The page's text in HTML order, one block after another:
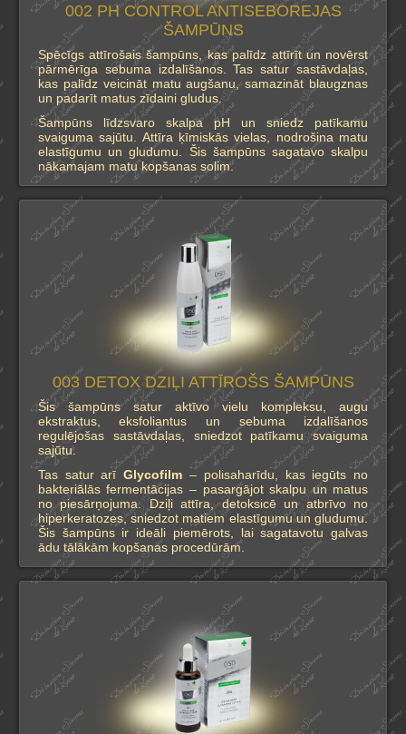
002 PH CONTROL ANTISEBOREJAS
ŠAMPŪNS
Spēcīgs attīrošais šampūns, kas palīdz attīrīt un novērst
pārmērīga sebuma izdalīšanos. Tas satur sastāvdaļas,
kas palīdz veicināt matu augšanu, samazināt blaugznas
un padarīt matus zīdaini gludus.
Šampūns līdzsvaro skalpa pH un sniedz patīkamu
svaiguma sajūtu. Attīra ķīmiskās vielas, nodrošina matu
elastīgumu un gludumu. Šis šampūns sagatavo skalpu
nākamajam matu kopšanas solim.
003 DETOX DZIĻI ATTĪROŠS ŠAMPŪNS
Šis šampūns satur aktīvo vielu kompleksu, augu
ekstraktus, eksfoliantus un sebuma izdalīšanos
regulējošas sastāvdaļas, sniedzot patīkamu svaiguma
sajūtu.
Tas satur arīGlycofilm – polisaharīdu, kas iegūts no
bakteriālās fermentācijas – pasargājot skalpu un matus
no piesārņojuma. Dziļi attīra, detoksicē un atbrīvo no
hiperkeratozes, sniedzot matiem elastīgumu un gludumu.
Šis šampūns ir ideāli piemērots, lai sagatavotu galvas
ādu tālākām kopšanas procedūrām.